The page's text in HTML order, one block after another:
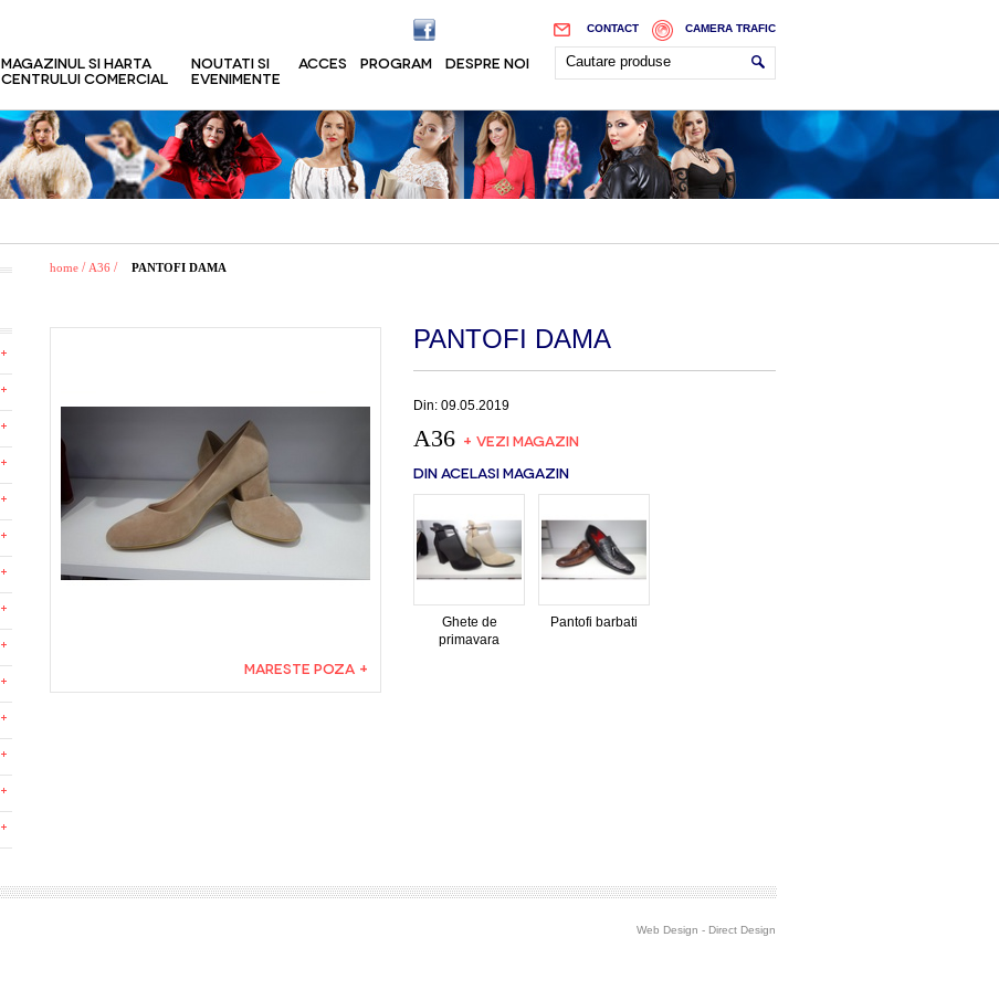
CAMERA TRAFIC
CONTACT
MAGAZINUL SI HARTA
CENTRULUI COMERCIAL
NOUTATI SI
EVENIMENTE
ACCES PROGRAM DESPRE NOI
home / A36 / PANTOFI DAMA
MARESTE POZA +
PANTOFI DAMA
Din: 09.05.2019
A36 + VEZI MAGAZIN
DIN ACELASI MAGAZIN
Ghete de
primavara
Pantofi barbati
Web Design - Direct Design